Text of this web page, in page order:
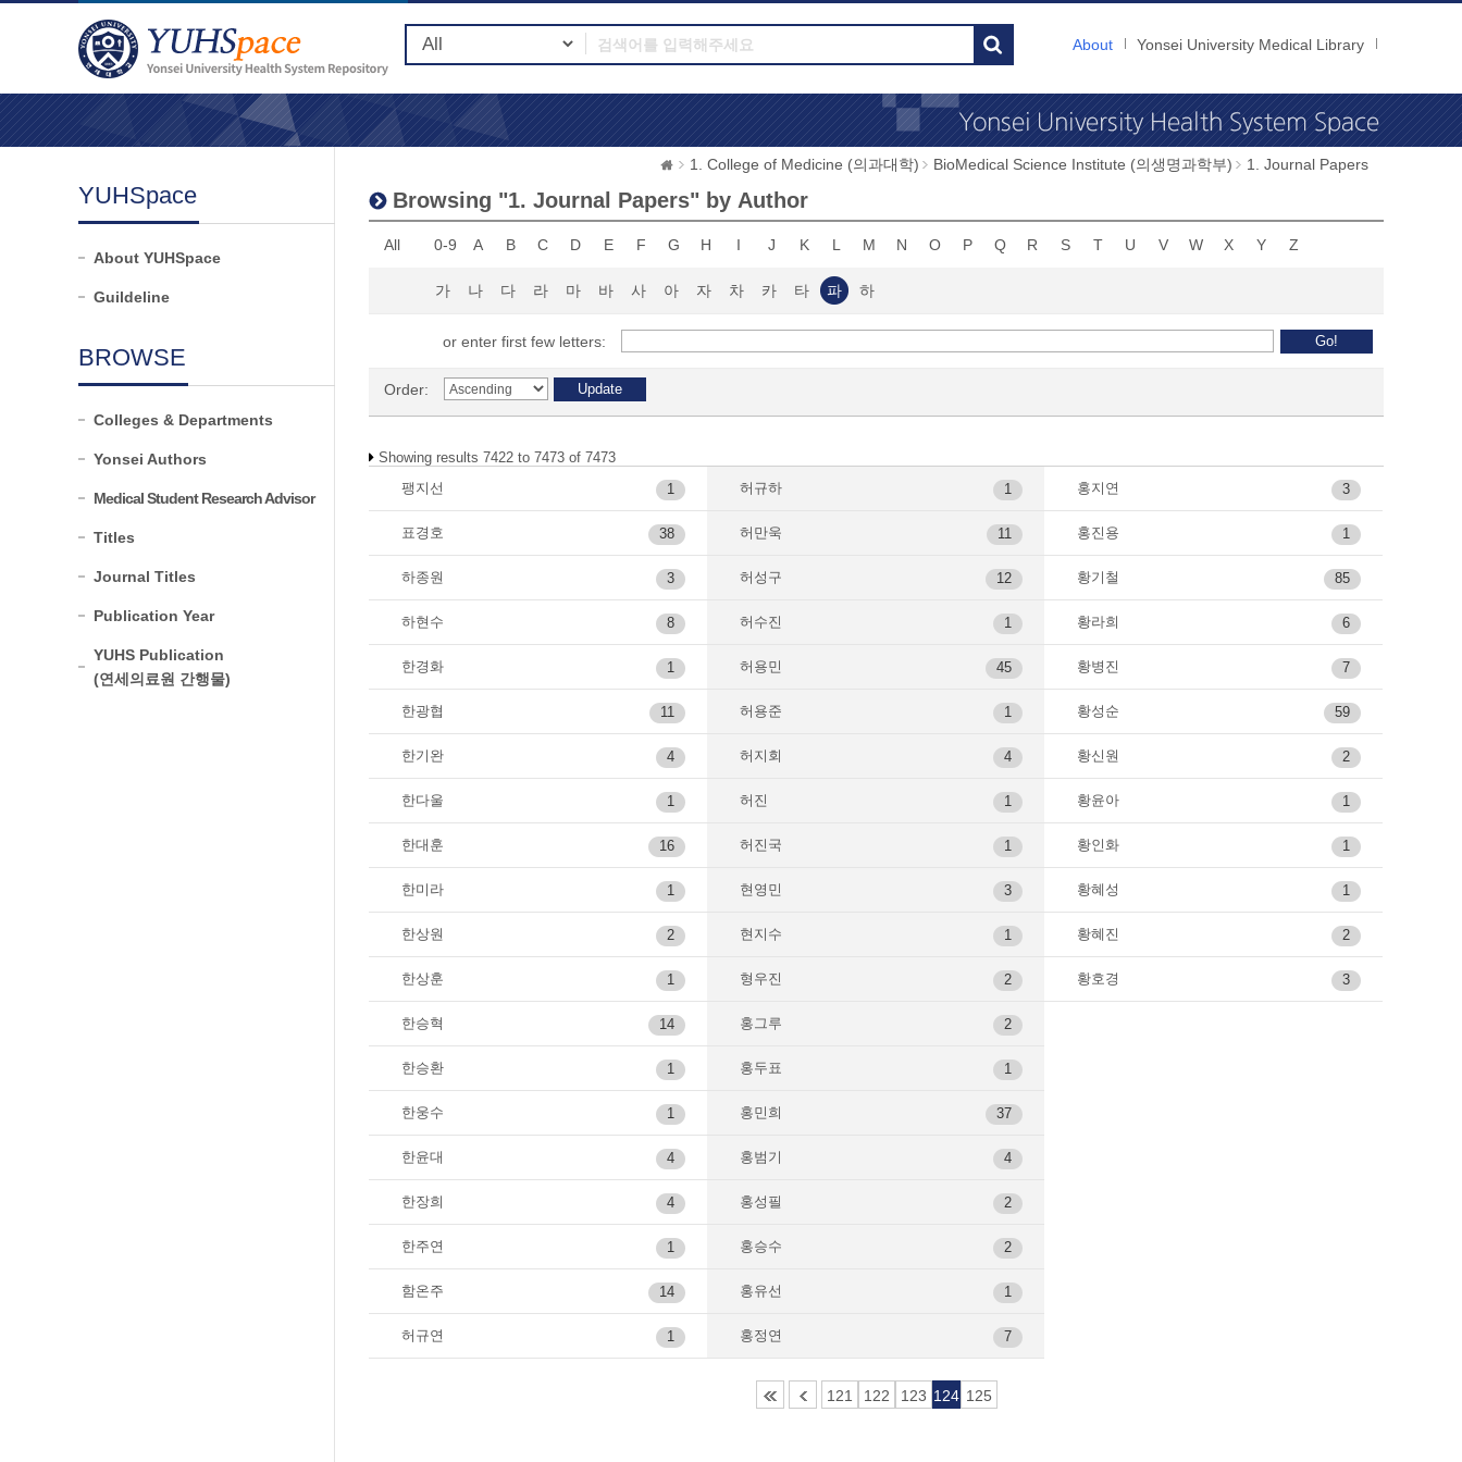
About Yonsei University Medical Library
YUHSpace
About YUHSpace
Guildeline
BROWSE
Colleges & Departments
Yonsei Authors
Medical Student Research Advisor
Titles
Journal Titles
Publication Year
YUHS Publication
(연세의료원 간행물)
1. College of Medicine (의과대학) BioMedical Science Institute (의생명과학부) 1. Journal Papers
Browsing "1. Journal Papers" by Author
All 0-9 A B C D E F G H I J K L M N O P Q R S T U V W X Y Z
가 나 다 라 마 바 사 아 자 차 카 타 파 하
or enter first few letters:
Order:
Showing results 7422 to 7473 of 7473
팽지선
1
표경호 38
하종원 3
하현수 8
한경화 1
한광협 11
한기완 4
한다울 1
한대훈 16
한미라 1
한상원 2
한상훈 1
한승혁 14
한승환 1
한웅수 1
한윤대 4
한장희 4
한주연 1
함온주 14
허규연 1
허규하 1
허만욱 11
허성구 12
허수진 1
허용민 45
허용준 1
허지회 4
허진 1
허진국 1
현영민 3
현지수 1
형우진 2
홍그루 2
홍두표 1
홍민희 37
홍범기 4
홍성필 2
홍승수 2
홍유선 1
홍정연 7
홍지연 3
홍진용 1
황기철 85
황라희 6
황병진 7
황성순 59
황신원 2
황윤아 1
황인화 1
황혜성 1
황혜진 2
황호경 3
121 122 123 124 125